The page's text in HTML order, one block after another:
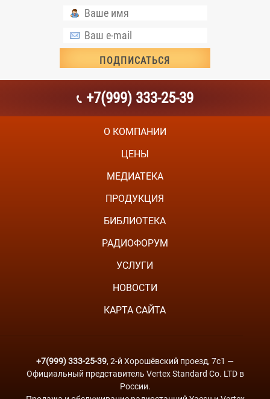
+7(999) 333-25-39
О КОМПАНИИ
ЦЕНЫ
МЕДИАТЕКА
ПРОДУКЦИЯ
БИБЛИОТЕКА
РАДИОФОРУМ
УСЛУГИ
НОВОСТИ
КАРТА САЙТА
+7(999) 333-25-39, 2-й Хорошёвский проезд, 7с1 —
Официальный представитель Vertex Standard Co. LTD в
России.